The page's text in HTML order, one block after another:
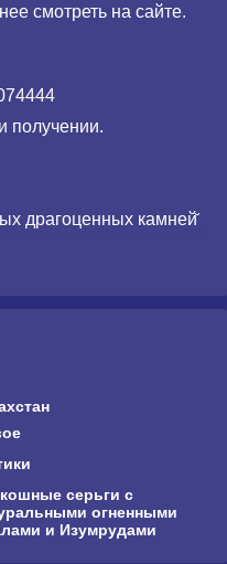
смотреть на сайте.
получении.
драгоценных камней̆
серьги с
огненными
и Изумрудами